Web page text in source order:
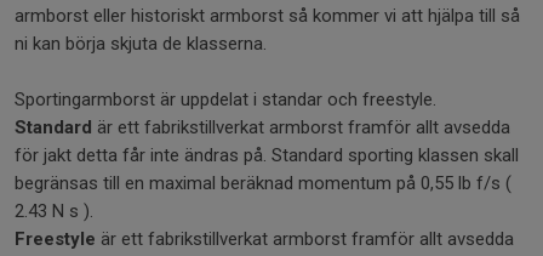
armborst eller historiskt armborst så kommer vi att hjälpa till så
ni kan börja skjuta de klasserna.
Sportingarmborst är uppdelat i standar och freestyle.
Standard är ett fabrikstillverkat armborst framför allt avsedda
för jakt detta får inte ändras på. Standard sporting klassen skall
begränsas till en maximal beräknad momentum på 0,55 lb f/s (
2.43 N s ).
Freestyle är ett fabrikstillverkat armborst framför allt avsedda